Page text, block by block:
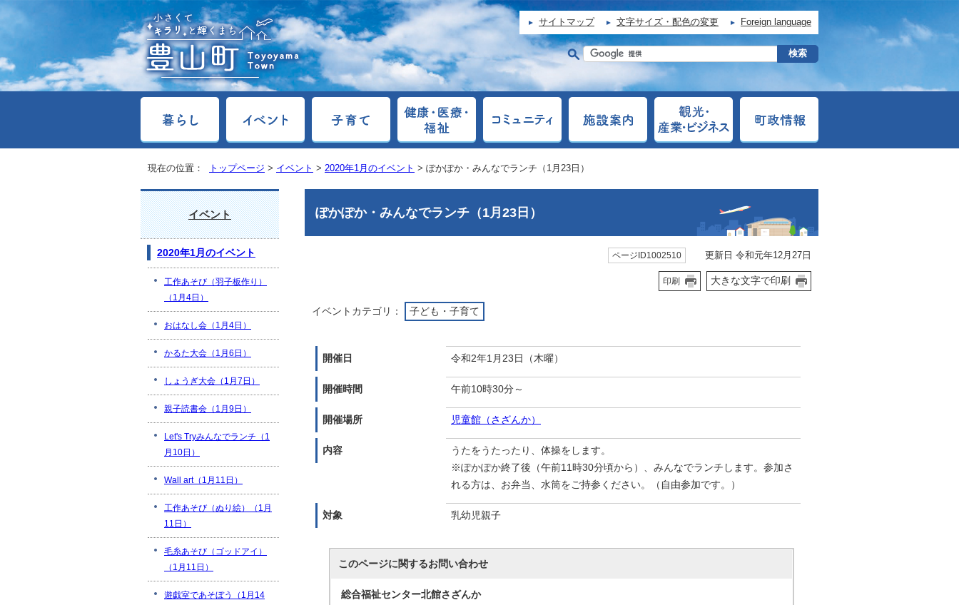
サイトマップ 文字サイズ・配色の変更 Foreign language
現在の位置： トップページ > イベント > 2020年1月のイベント > ぽかぽか・みんなでランチ（1月23日）
ぽかぽか・みんなでランチ（1月23日）
ページID1002510 更新日 令和元年12月27日
印刷 大きな文字で印刷
イベントカテゴリ： 子ども・子育て
開催日 令和2年1月23日（木曜）
開催時間 午前10時30分～
開催場所 児童館（さざんか）
内容
うたをうたったり、体操をします。
※ぽかぽか終了後（午前11時30分頃から）、みんなでランチします。参加さ
れる方は、お弁当、水筒をご持参ください。（自由参加です。）
対象 乳幼児親子
このページに関するお問い合わせ
総合福祉センター北館さざんか
イベント
2020年1月のイベント
工作あそび（羽子板作り）
（1月4日）
おはなし会（1月4日）
かるた大会（1月6日）
しょうぎ大会（1月7日）
親子読書会（1月9日）
Let's Tryみんなでランチ（1
月10日）
Wall art（1月11日）
工作あそび（ぬり絵）（1月
11日）
毛糸あそび（ゴッドアイ）
（1月11日）
遊戯室であそぼう（1月14